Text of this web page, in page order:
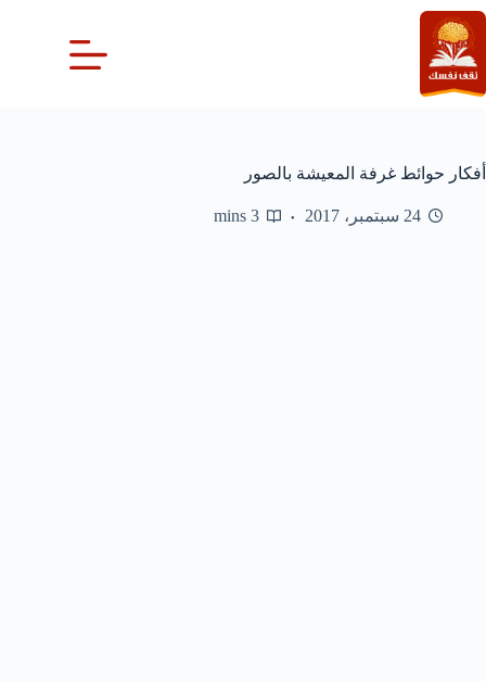
التجاوز
إلى
المحتوى
أفكار حوائط غرفة المعيشة بالصور
24 سبتمبر، 2017 3 mins